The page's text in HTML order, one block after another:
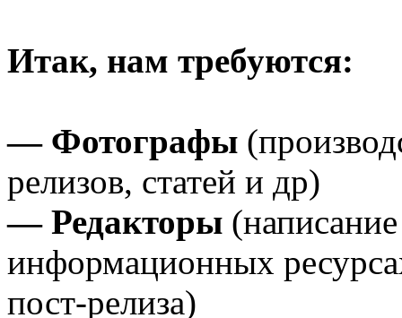
Итак, нам требуются:
— Фотографы
релизов, статей и др)
— Редакторы
информационных
пост-релиза)